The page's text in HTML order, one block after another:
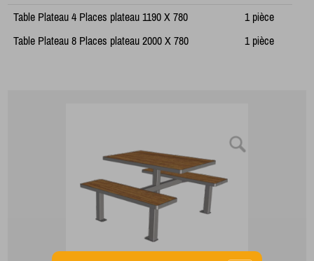
Table Plateau 4 Places plateau 1190 X 780
1 pièce
Table Plateau 8 Places plateau 2000 X 780
1 pièce